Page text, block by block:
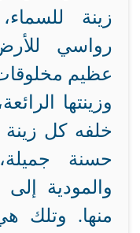
زينة
رواسي
عظيم
وزينتها
خلفه كل
حسنة
والمودية
منها. وتلك